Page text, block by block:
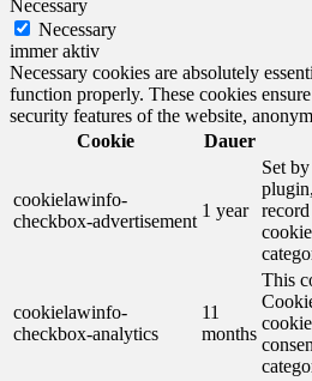
Necessary
Necessary
immer aktiv
Necessary cookies are absolutely
function properly. These cookies
security features of the website,
Cookie
Dauer
cookielawinfo-
checkbox-advertisement
1 year
Set
cookielawinfo-
checkbox-analytics
11
months
This